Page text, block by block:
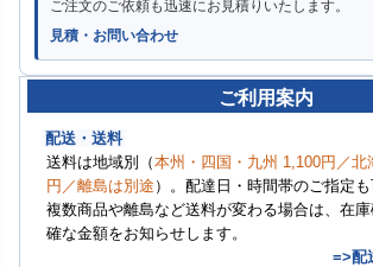
ご注文のご依頼も迅速にお見積りいたします。
見積・お問い合わせ
ご利用案内
配送・送料
送料は地域別（本州・四国・九州 1,100円／北
円／離島は別途 ）。配達日・時間帯のご指定も
複数商品や離島など送料が変わる場合は、在
確な金額をお知らせします。
=>配